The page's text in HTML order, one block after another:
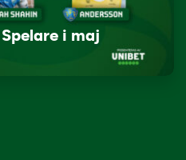
i maj